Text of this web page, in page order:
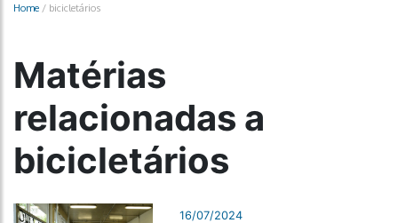
Home / bicicletários
Matérias
relacionadas a
bicicletários
16/07/2024